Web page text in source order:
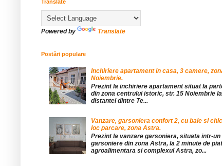
Translate
Powered by Translate
Postări populare
Inchiriere apartament in casa, 3 camere,
Noiembrie.
Prezint la inchiriere apartament situat la
din zona centrului istoric, str. 15 Noiembrie
distantei dintre Te...
Vanzare, garsoniera confort 2, cu baie si
loc parcare, zona Astra.
Prezint la vanzare garsoniera, situata intr-un
garsoniere din zona Astra, la 2 minute de
agroalimentara si complexul Astra, zo...